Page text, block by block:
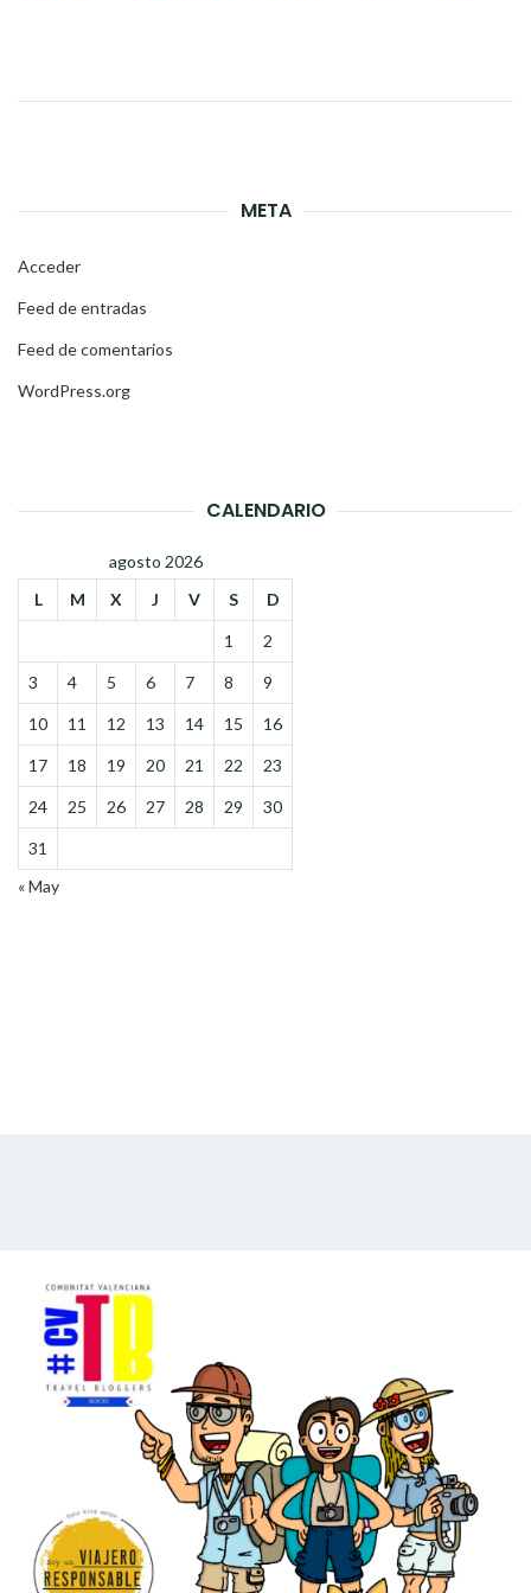
META
Acceder
Feed de entradas
Feed de comentarios
WordPress.org
CALENDARIO
agosto 2026
L
M X J V S D
1 2
3 4 5 6 7 8 9
10 11 12 13 14 15 16
17 18 19 20 21 22 23
24 25 26 27 28 29 30
31
« May